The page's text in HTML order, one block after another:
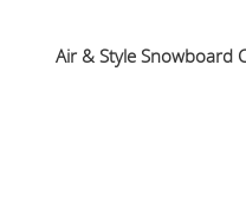
Air & Style Snowboard